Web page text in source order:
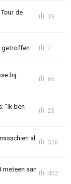
de
39
getroffen 7
bij
66
"Ik ben
23
al
326
meteen aan
452